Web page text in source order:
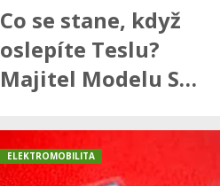
Co se stane, když
oslepíte Teslu?
Majitel Modelu S…
ELEKTROMOBILITA